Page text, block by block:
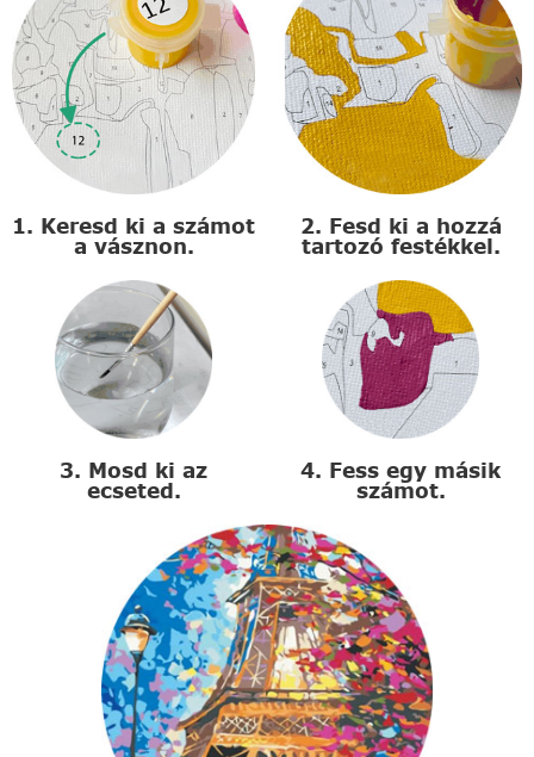
1. Keresd ki a számot
a vásznon.
2. Fesd ki a hozzá
tartozó festékkel.
3. Mosd ki az
ecseted.
4. Fess egy másik
számot.